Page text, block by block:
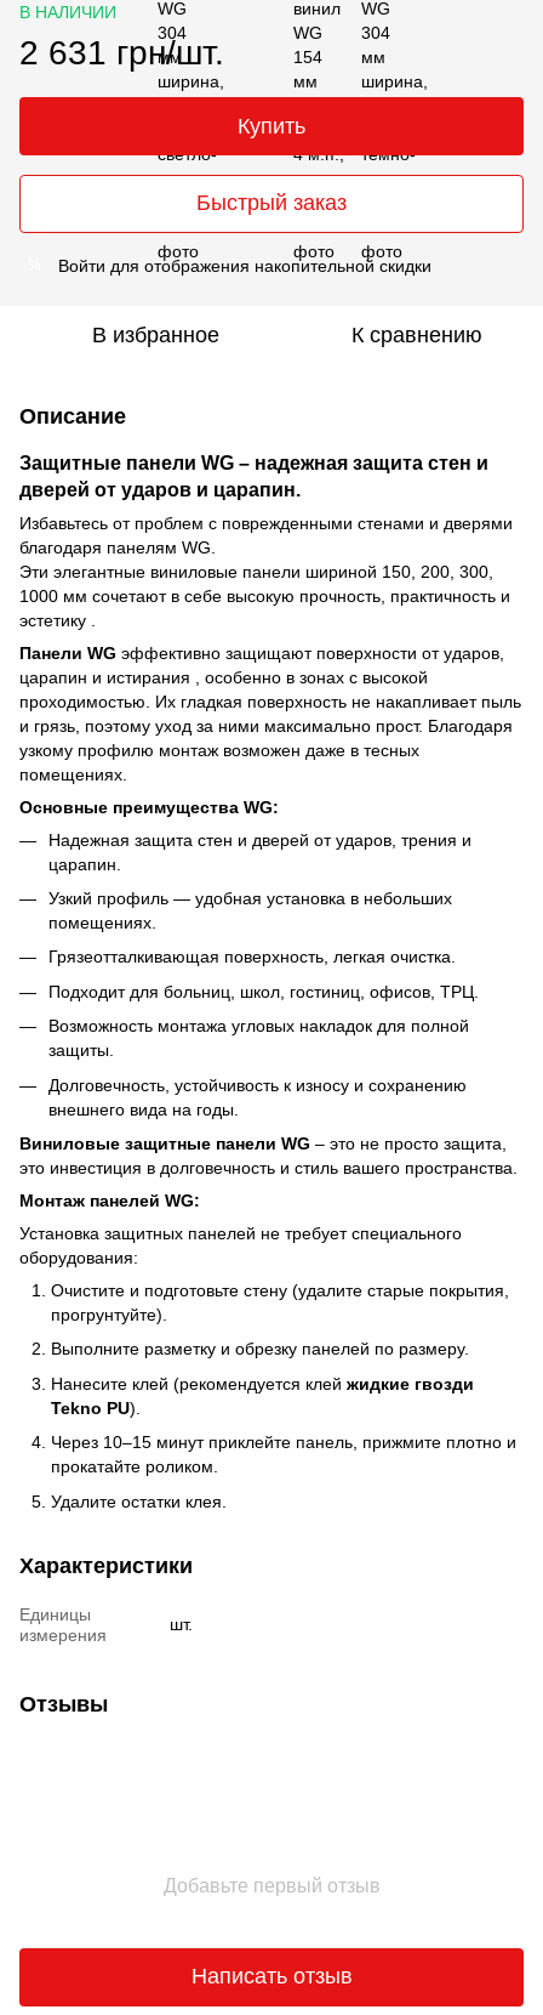
В НАЛИЧИИ
2 631 грн/шт.
Купить
Быстрый заказ
Войти для отображения накопительной скидки
В избранное К сравнению
Описание
Защитные панели WG – надежная защита стен и
дверей от ударов и царапин.
Избавьтесь от проблем с поврежденными стенами и дверями
благодаря панелям WG.
Эти элегантные виниловые панели шириной 150, 200, 300,
1000 мм сочетают в себе высокую прочность, практичность и
эстетику .
Панели WG эффективно защищают поверхности от ударов,
царапин и истирания , особенно в зонах с высокой
проходимостью. Их гладкая поверхность не накапливает пыль
и грязь, поэтому уход за ними максимально прост. Благодаря
узкому профилю монтаж возможен даже в тесных
помещениях.
Основные преимущества WG:
Надежная защита стен и дверей от ударов, трения и
царапин.
Узкий профиль — удобная установка в небольших
помещениях.
Грязеотталкивающая поверхность, легкая очистка.
Подходит для больниц, школ, гостиниц, офисов, ТРЦ.
Возможность монтажа угловых накладок для полной
защиты.
Долговечность, устойчивость к износу и сохранению
внешнего вида на годы.
Виниловые защитные панели WG – это не просто защита,
это инвестиция в долговечность и стиль вашего пространства.
Монтаж панелей WG:
Установка защитных панелей не требует специального
оборудования:
Очистите и подготовьте стену (удалите старые покрытия,
прогрунтуйте).
Выполните разметку и обрезку панелей по размеру.
Нанесите клей (рекомендуется клей жидкие гвозди
Tekno PU).
Через 10–15 минут приклейте панель, прижмите плотно и
прокатайте роликом.
Удалите остатки клея.
Характеристики
Единицы
измерения
шт.
Отзывы
Добавьте первый отзыв
Написать отзыв